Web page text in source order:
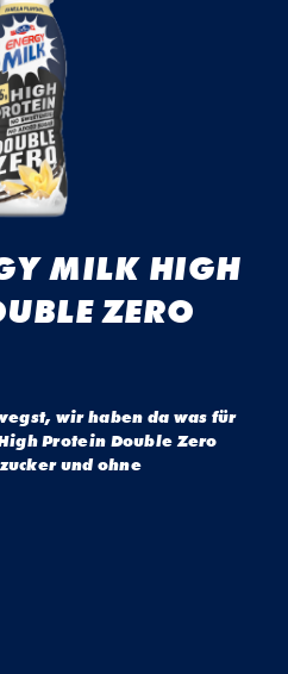
MILK HIGH
ZERO
wir haben da was für
Protein Double Zero
und ohne